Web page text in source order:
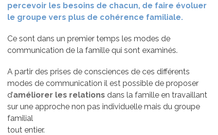
percevoir les besoins de chacun, de faire évoluer
le groupe vers plus de cohérence familiale.
Ce sont dans un premier temps les modes de
communication de la famille qui sont examinés.
A partir des prises de consciences de ces différents
modes de communication il est possible de proposer
d’améliorer les relations dans la famille en travaillant
sur une approche non pas individuelle mais du groupe
familial
tout entier.